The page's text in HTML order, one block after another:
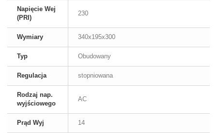
Napięcie Wej
(PRI)
230
Wymiary 340x195x300
Typ Obudowany
Regulacja stopniowana
Rodzaj nap.
wyjściowego
AC
Prąd Wyj 14